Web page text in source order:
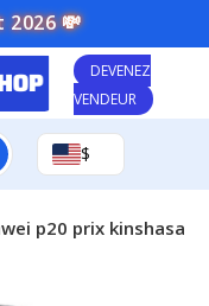
DEVENEZ
VENDEUR
$
p20 prix kinshasa
2026 💸